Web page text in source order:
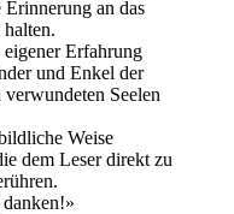
an das
Erfahrung
und Enkel der
Seelen
Weise
dem Leser direkt zu